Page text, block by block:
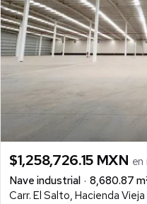
$1,258,726.15 MXN en
Nave industrial
8,680.87
Carr. El Salto, Hacienda